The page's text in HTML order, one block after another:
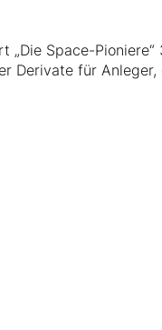
Space-
Derivate für